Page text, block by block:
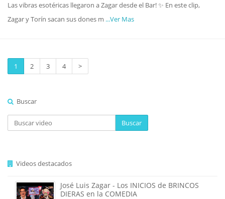
Las vibras esotéricas llegaron a Zagar desde el Bar! ✨ En este clip,
Zagar y Torín sacan sus dones m ...Ver Mas
1 2 3 4 >
Buscar
Buscar
Videos destacados
José Luis Zagar - Los INICIOS de BRINCOS
DIERAS en la COMEDIA